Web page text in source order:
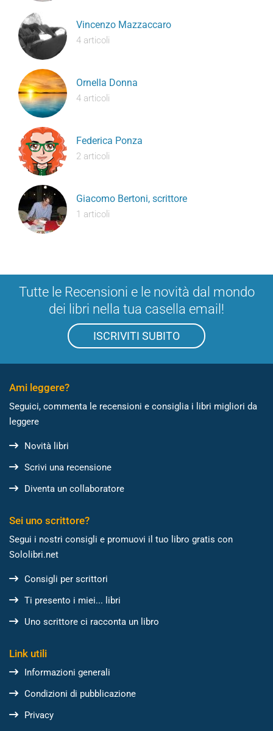
Vincenzo Mazzaccaro
4 articoli
Ornella Donna
4 articoli
Federica Ponza
2 articoli
Giacomo Bertoni, scrittore
1 articoli
Tutte le Recensioni e le novità dal mondo
dei libri nella tua casella email!
ISCRIVITI SUBITO
Ami leggere?
Seguici, commenta le recensioni e consiglia i libri migliori da
leggere
Novità libri
Scrivi una recensione
Diventa un collaboratore
Sei uno scrittore?
Segui i nostri consigli e promuovi il tuo libro gratis con
Sololibri.net
Consigli per scrittori
Ti presento i miei... libri
Uno scrittore ci racconta un libro
Link utili
Informazioni generali
Condizioni di pubblicazione
Privacy